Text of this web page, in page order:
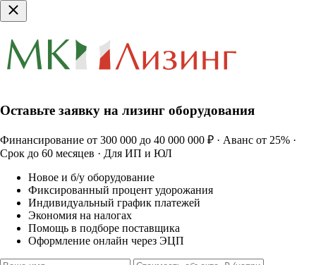
Оставьте заявку на лизинг оборудования
Финансирование от 300 000 до 40 000 000 ₽ · Аванс от 25% ·
Срок до 60 месяцев · Для ИП и ЮЛ
Новое и б/у оборудование
Фиксированный процент удорожания
Индивидуальный график платежей
Экономия на налогах
Помощь в подборе поставщика
Оформление онлайн через ЭЦП